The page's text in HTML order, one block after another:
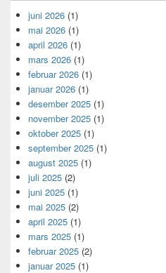
juni 2026 (1)
mai 2026 (1)
april 2026 (1)
mars 2026 (1)
februar 2026 (1)
januar 2026 (1)
desember 2025 (1)
november 2025 (1)
oktober 2025 (1)
september 2025 (1)
august 2025 (1)
juli 2025 (2)
juni 2025 (1)
mai 2025 (2)
april 2025 (1)
mars 2025 (1)
februar 2025 (2)
januar 2025 (1)